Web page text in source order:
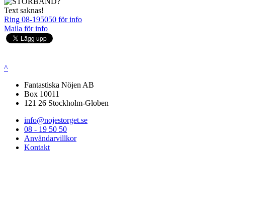
Text saknas!
Ring 08-195050 för info
Maila för info
^
Fantastiska Nöjen AB
Box 10011
121 26 Stockholm-Globen
info@nojestorget.se
08 - 19 50 50
Användarvillkor
Kontakt